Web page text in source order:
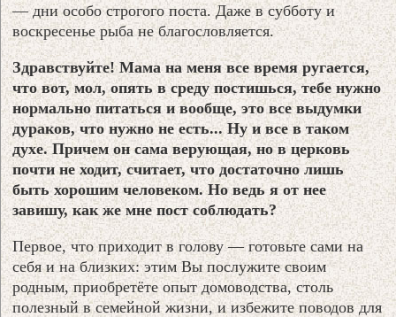
— дни особо строгого поста. Даже в субботу и
воскресенье рыба не благословляется.
Здравствуйте! Мама на меня все время ругается,
что вот, мол, опять в среду постишься, тебе нужно
нормально питаться и вообще, это все выдумки
дураков, что нужно не есть... Ну и все в таком
духе. Причем он сама верующая, но в церковь
почти не ходит, считает, что достаточно лишь
быть хорошим человеком. Но ведь я от нее
завишу, как же мне пост соблюдать?
Первое, что приходит в голову — готовьте сами на
себя и на близких: этим Вы послужите своим
родным, приобретёте опыт домоводства, столь
полезный в семейной жизни, и избежите поводов для